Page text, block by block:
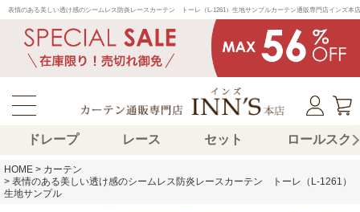
表情のある美しい透け感のシームレス防炎レースカーテン　トーレ（L-1261）生地サンプルカーテン通販専門店インズ
ドレープ レース セット ロールスク
HOME
カーテン
表情のある美しい透け感のシームレス防炎レースカーテン トーレ（L-1261）
生地サンプル